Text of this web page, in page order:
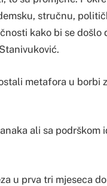
stručnu,
kako bi se došlo
metafora u borbi
ali sa podrškom
u prva tri mjeseca